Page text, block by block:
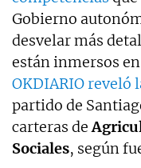
Gobierno
desvelar más
están inmersos
OKDIARIO reveló
partido de
carteras de
Sociales, según